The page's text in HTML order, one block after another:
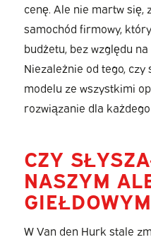
cenę. Ale nie martw się,
samochód firmowy,
budżetu, bez względu
Niezależnie od tego,
modelu ze wszystkimi
rozwiązanie dla
CZY
NASZYM
W Van den Hurk stale